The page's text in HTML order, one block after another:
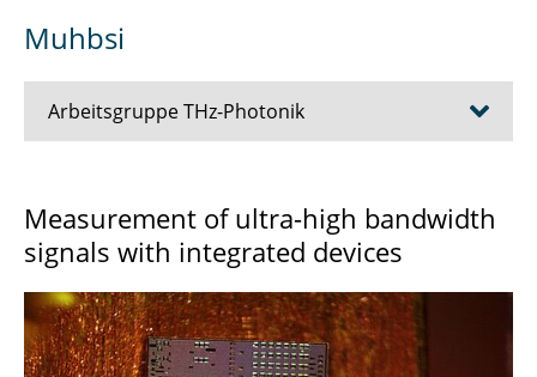
Muhbsi
Arbeitsgruppe THz-Photonik
Aktuelles
ULTRAPURE
HighDAC
Measurement of ultra-high bandwidth
signals with integrated devices